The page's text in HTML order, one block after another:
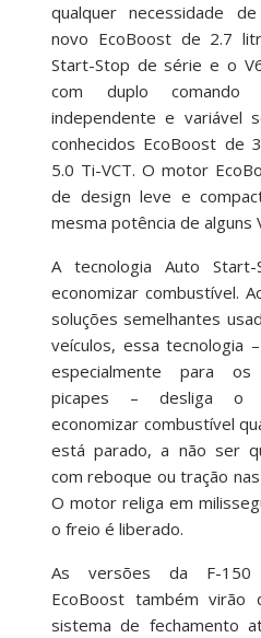
qualquer necessidade
novo EcoBoost de 2.7
Start-Stop de série e o
com duplo comando
independente e variável
conhecidos EcoBoost de
5.0 Ti-VCT. O motor
de design leve e
mesma potência de alguns
A tecnologia Auto
economizar combustível.
soluções semelhantes
veículos, essa tecnologia
especialmente para
picapes – desliga o
economizar combustível
está parado, a não ser
com reboque ou tração
O motor religa em
o freio é liberado.
As versões da F-
EcoBoost também virão
sistema de fechamento